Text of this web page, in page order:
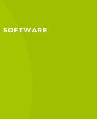
SOFTWARE